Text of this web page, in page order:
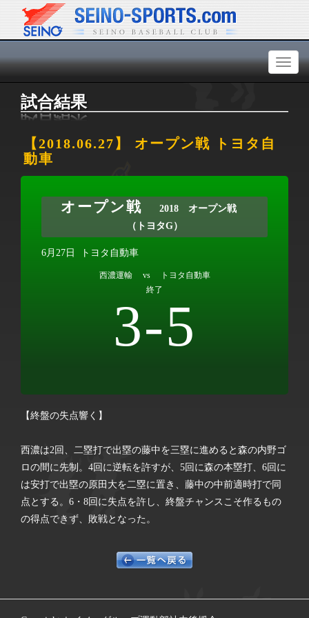
Toggle
試合結果
【2018.06.27】 オープン戦 トヨタ自
動車
オープン戦
2018 オープン戦
（トヨタG）
6月27日 トヨタ自動車
西濃運輸 vs トヨタ自動車
終了
3-5
【終盤の失点響く】
西濃は2回、二塁打で出塁の藤中を三塁に進めると森の内野ゴ
ロの間に先制。4回に逆転を許すが、5回に森の本塁打、6回に
は安打で出塁の原田大を二塁に置き、藤中の中前適時打で同
点とする。6・8回に失点を許し、終盤チャンスこそ作るもの
の得点できず、敗戦となった。